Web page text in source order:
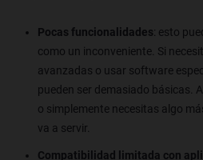
Pocas funcionalidades: esto
como un inconveniente. Si
avanzadas o usar software
pueden ser demasiado básicas.
o simplemente necesitas algo
va a servir.
Compatibilidad limitada con